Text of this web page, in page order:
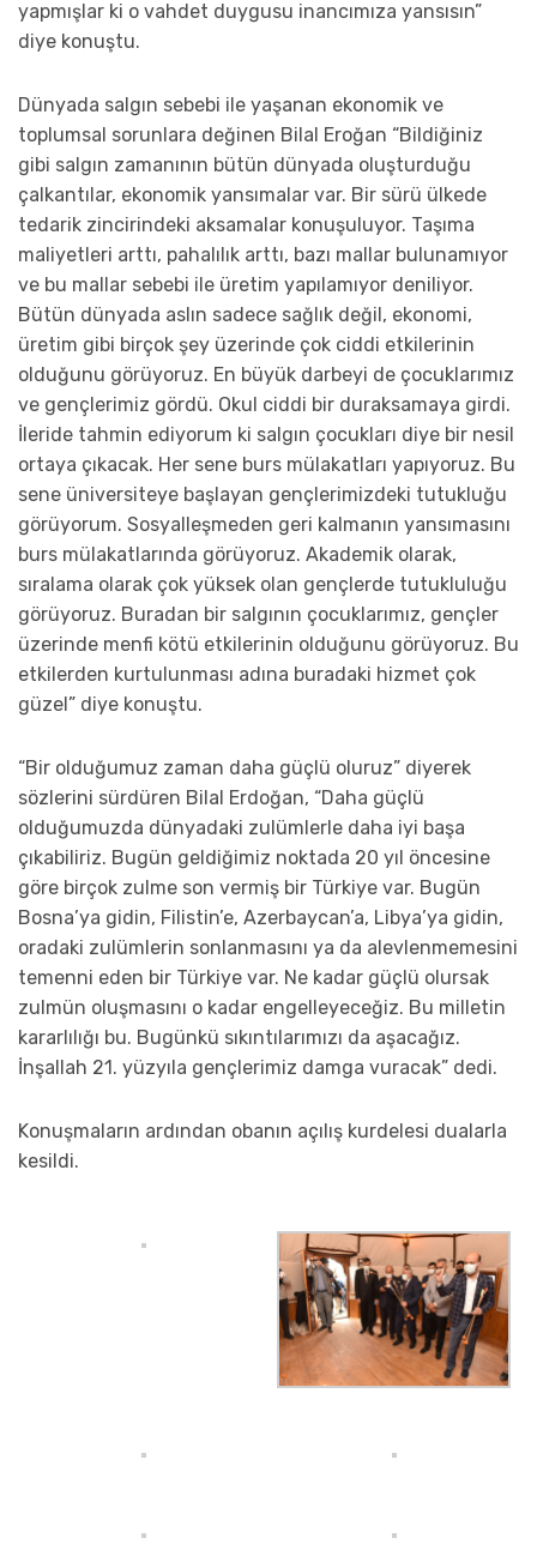
yapmışlar ki o vahdet duygusu inancımıza yansısın”
diye konuştu.
Dünyada salgın sebebi ile yaşanan ekonomik ve
toplumsal sorunlara değinen Bilal Eroğan “Bildiğiniz
gibi salgın zamanının bütün dünyada oluşturduğu
çalkantılar, ekonomik yansımalar var. Bir sürü ülkede
tedarik zincirindeki aksamalar konuşuluyor. Taşıma
maliyetleri arttı, pahalılık arttı, bazı mallar bulunamıyor
ve bu mallar sebebi ile üretim yapılamıyor deniliyor.
Bütün dünyada aslın sadece sağlık değil, ekonomi,
üretim gibi birçok şey üzerinde çok ciddi etkilerinin
olduğunu görüyoruz. En büyük darbeyi de çocuklarımız
ve gençlerimiz gördü. Okul ciddi bir duraksamaya girdi.
İleride tahmin ediyorum ki salgın çocukları diye bir nesil
ortaya çıkacak. Her sene burs mülakatları yapıyoruz. Bu
sene üniversiteye başlayan gençlerimizdeki tutukluğu
görüyorum. Sosyalleşmeden geri kalmanın yansımasını
burs mülakatlarında görüyoruz. Akademik olarak,
sıralama olarak çok yüksek olan gençlerde tutukluluğu
görüyoruz. Buradan bir salgının çocuklarımız, gençler
üzerinde menfi kötü etkilerinin olduğunu görüyoruz. Bu
etkilerden kurtulunması adına buradaki hizmet çok
güzel” diye konuştu.
“Bir olduğumuz zaman daha güçlü oluruz” diyerek
sözlerini sürdüren Bilal Erdoğan, “Daha güçlü
olduğumuzda dünyadaki zulümlerle daha iyi başa
çıkabiliriz. Bugün geldiğimiz noktada 20 yıl öncesine
göre birçok zulme son vermiş bir Türkiye var. Bugün
Bosna’ya gidin, Filistin’e, Azerbaycan’a, Libya’ya gidin,
oradaki zulümlerin sonlanmasını ya da alevlenmemesini
temenni eden bir Türkiye var. Ne kadar güçlü olursak
zulmün oluşmasını o kadar engelleyeceğiz. Bu milletin
kararlılığı bu. Bugünkü sıkıntılarımızı da aşacağız.
İnşallah 21. yüzyıla gençlerimiz damga vuracak” dedi.
Konuşmaların ardından obanın açılış kurdelesi dualarla
kesildi.